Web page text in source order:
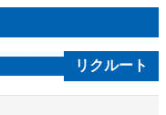
リクルート